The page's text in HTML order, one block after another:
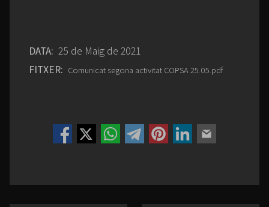
DATA: 25 de Maig de 2021
FITXER: Comunicat segona activitat COPSA 25.05.pdf